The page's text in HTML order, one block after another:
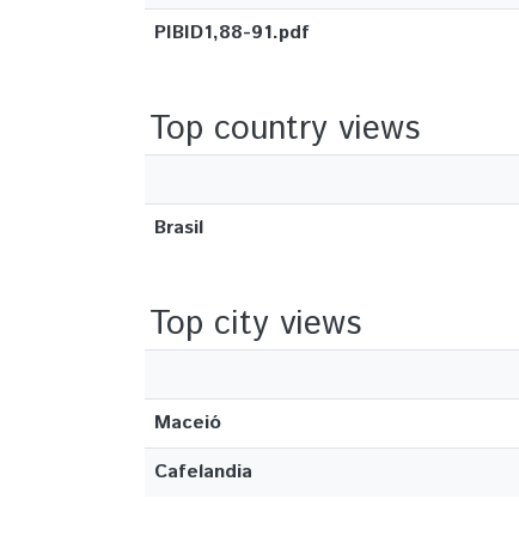
PIBID1,88-91.pdf
Top country views
Brasil
Top city views
Maceió
Cafelandia